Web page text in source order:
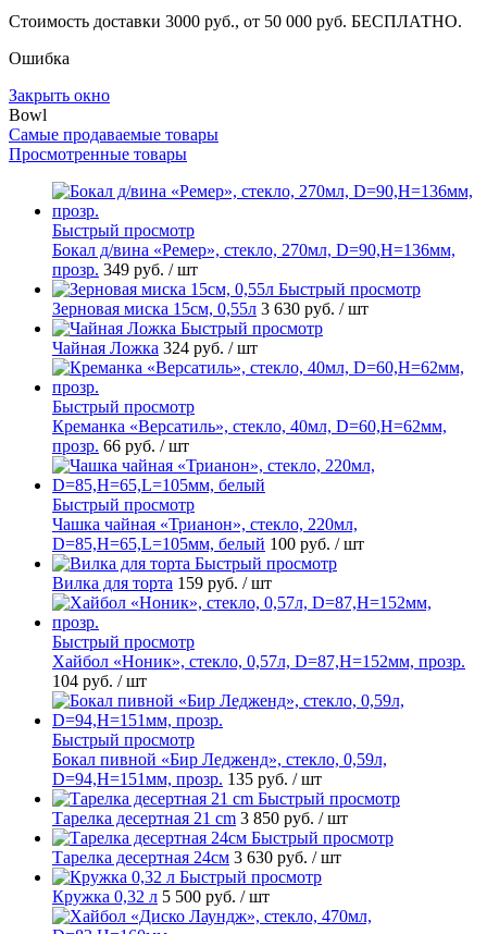
Стоимость доставки 3000 руб., от 50 000 руб. БЕСПЛАТНО.
Ошибка
Закрыть окно
Bowl
Самые продаваемые товары
Просмотренные товары
Быстрый просмотр
Бокал д/вина «Ремер», стекло, 270мл, D=90,H=136мм,
прозр. 349 руб. / шт
Быстрый просмотр
Зерновая миска 15см, 0,55л 3 630 руб. / шт
Быстрый просмотр
Чайная Ложка 324 руб. / шт
Быстрый просмотр
Креманка «Версатиль», стекло, 40мл, D=60,H=62мм,
прозр. 66 руб. / шт
Быстрый просмотр
Чашка чайная «Трианон», стекло, 220мл,
D=85,H=65,L=105мм, белый 100 руб. / шт
Быстрый просмотр
Вилка для торта 159 руб. / шт
Быстрый просмотр
Хайбол «Ноник», стекло, 0,57л, D=87,H=152мм, прозр.
104 руб. / шт
Быстрый просмотр
Бокал пивной «Бир Ледженд», стекло, 0,59л,
D=94,H=151мм, прозр. 135 руб. / шт
Быстрый просмотр
Тарелка десертная 21 cm 3 850 руб. / шт
Быстрый просмотр
Тарелка десертная 24см 3 630 руб. / шт
Быстрый просмотр
Кружка 0,32 л 5 500 руб. / шт